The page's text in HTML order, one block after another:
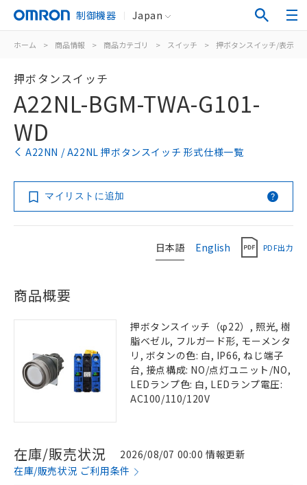
制御機器 Japan
ホーム > 商品情報 > 商品カテゴリ > スイッチ > 押ボタンスイッチ/表示灯
押ボタンスイッチ
A22NL-BGM-TWA-G101-
WD
A22NN / A22NL 押ボタンスイッチ 形式仕様一覧
マイリストに追加
日本語 English PDF出力
商品概要
押ボタンスイッチ（φ22）, 照光, 樹
脂ベゼル, フルガード形, モーメンタ
リ, ボタンの色: 白, IP66, ねじ端子
台, 接点構成: NO/点灯ユニット/NO,
LEDランプ色: 白, LEDランプ電圧:
AC100/110/120V
在庫/販売状況
2026/08/07 00:00 情報更新
在庫/販売状況 ご利用条件